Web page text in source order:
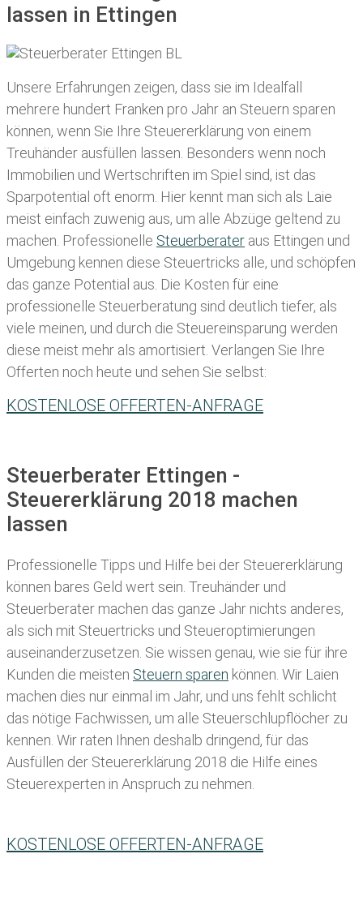
lassen in Ettingen
Unsere Erfahrungen zeigen, dass sie im Idealfall
mehrere hundert Franken pro Jahr an Steuern sparen
können, wenn Sie Ihre Steuererklärung von einem
Treuhänder ausfüllen lassen . Besonders wenn noch
Immobilien und Wertschriften im Spiel sind, ist das
Sparpotential oft enorm. Hier kennt man sich als Laie
meist einfach zuwenig aus, um alle Abzüge geltend zu
machen. Professionelle Steuerberater aus Ettingen und
Umgebung kennen diese Steuertricks alle, und schöpfen
das ganze Potential aus. Die Kosten für eine
professionelle Steuerberatung sind deutlich tiefer, als
viele meinen, und durch die Steuereinsparung werden
diese meist mehr als amortisiert. Verlangen Sie Ihre
Offerten noch heute und sehen Sie selbst:
KOSTENLOSE OFFERTEN-ANFRAGE
Steuerberater Ettingen -
Steuererklärung 2018 machen
lassen
Professionelle Tipps und Hilfe bei der Steuererklärung
können bares Geld wert sein. Treuhänder und
Steuerberater machen das ganze Jahr nichts anderes,
als sich mit Steuertricks und Steueroptimierungen
auseinanderzusetzen. Sie wissen genau, wie sie für ihre
Kunden die meisten Steuern sparen können. Wir Laien
machen dies nur einmal im Jahr, und uns fehlt schlicht
das nötige Fachwissen, um alle Steuerschlupflöcher zu
kennen. Wir raten Ihnen deshalb dringend, für das
Ausfüllen der Steuererklärung 2018 die Hilfe eines
Steuerexperten in Anspruch zu nehmen.
KOSTENLOSE OFFERTEN-ANFRAGE